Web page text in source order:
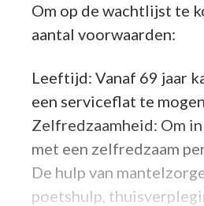
Om op de wachtlijst te
aantal voorwaarden:
Leeftijd: Vanaf 69 jaar
een serviceflat te
Zelfredzaamheid: Om
met een zelfredzaam
De hulp van
poetshulp,